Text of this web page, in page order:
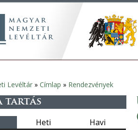
Levéltár » Címlap » Rendezvények
tartás
Heti Havi